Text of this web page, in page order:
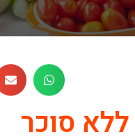
ללא סוכר